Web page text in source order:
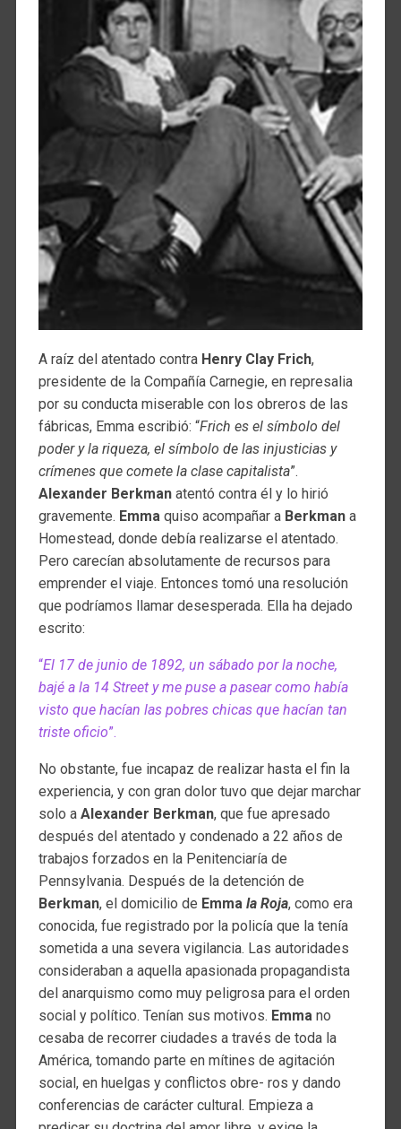
A raíz del atentado contra Henry Clay Frich,
presidente de la Compañía Carnegie, en represalia
por su conducta miserable con los obreros de las
fábricas, Emma escribió: “Frich es el símbolo del
poder y la riqueza, el símbolo de las injusticias y
crímenes que comete la clase capitalista”.
Alexander Berkmanatentó contra él y lo hirió
gravemente. Emmaquiso acompañar a Berkmana
Homestead, donde debía realizarse el atentado.
Pero carecían absolutamente de recursos para
emprender el viaje. Entonces tomó una resolución
que podríamos llamar desesperada. Ella ha dejado
escrito:
“El 17 de junio de 1892, un sábado por la noche,
bajé a la 14 Street y me puse a pasear como había
visto que hacían las pobres chicas que hacían tan
triste oficio”.
No obstante, fue incapaz de realizar hasta el fin la
experiencia, y con gran dolor tuvo que dejar marchar
solo a Alexander Berkman, que fue apresado
después del atentado y condenado a 22 años de
trabajos forzados en la Penitenciaría de
Pennsylvania. Después de la detención de
Berkman, el domicilio de Emma la Roja, como era
conocida, fue registrado por la policía que la tenía
sometida a una severa vigilancia. Las autoridades
consideraban a aquella apasionada propagandista
del anarquismo como muy peligrosa para el orden
social y político. Tenían sus motivos. Emma no
cesaba de recorrer ciudades a través de toda la
América, tomando parte en mítines de agitación
social, en huelgas y conflictos obre- ros y dando
conferencias de carácter cultural. Empieza a